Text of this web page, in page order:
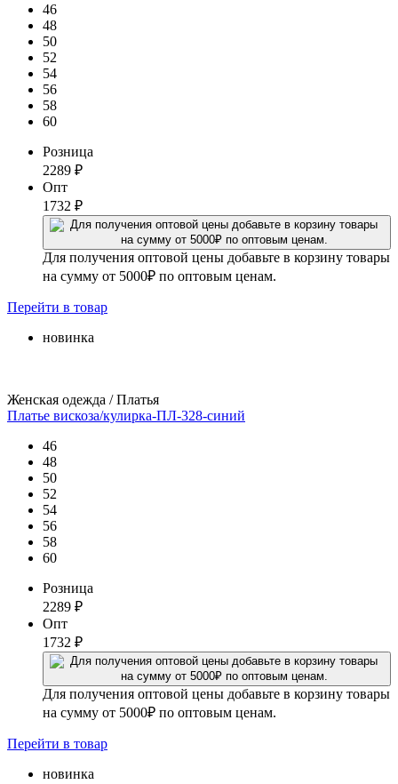
46
48
50
52
54
56
58
60
Розница
2289 ₽
Опт
1732 ₽
Для получения оптовой цены добавьте в корзину товары
на сумму от 5000₽ по оптовым ценам.
Перейти в товар
новинка
Женская одежда / Платья
Платье вискоза/кулирка-ПЛ-328-синий
46
48
50
52
54
56
58
60
Розница
2289 ₽
Опт
1732 ₽
Для получения оптовой цены добавьте в корзину товары
на сумму от 5000₽ по оптовым ценам.
Перейти в товар
новинка